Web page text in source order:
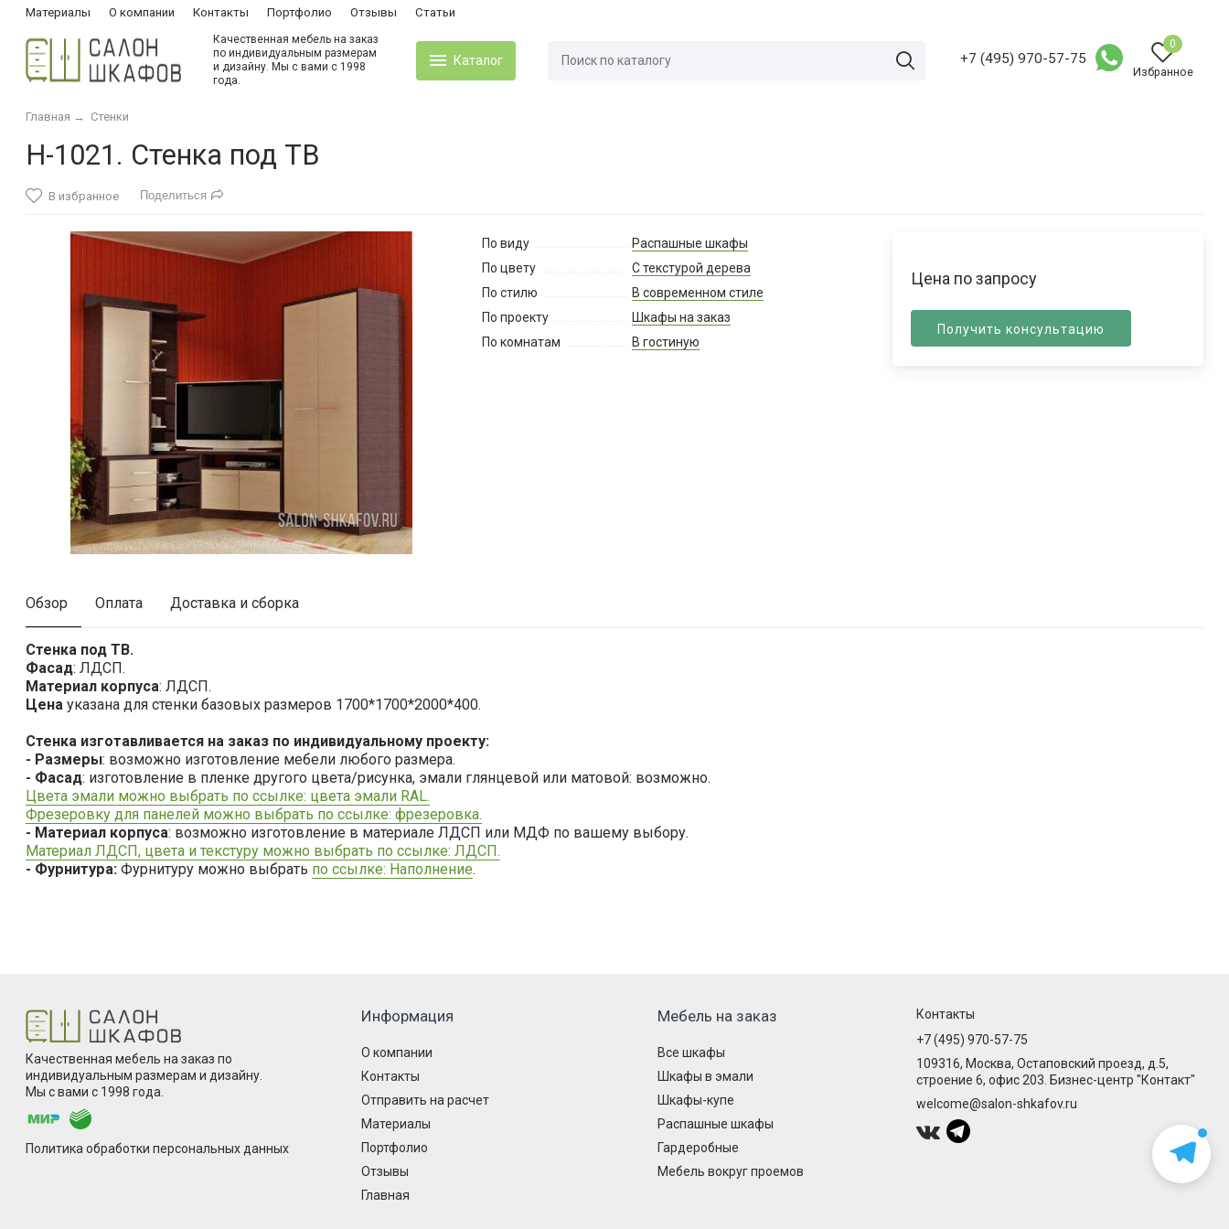
Материалы О компании Контакты Портфолио Отзывы Статьи
Качественная мебель на заказ
по индивидуальным размерам
и дизайну. Мы с вами с 1998
года.
Каталог +7 (495) 970-57-75
0
Избранное
Главная → Стенки
Н-1021. Стенка под ТВ
В избранное Поделиться
По виду
Распашные шкафы
По цвету
С текстурой дерева
По стилю
В современном стиле
По проекту
Шкафы на заказ
По комнатам
В гостиную
Цена по запросу
Получить консультацию
Обзор Оплата Доставка и сборка
Стенка под ТВ.
Фасад: ЛДСП.
Материал корпуса: ЛДСП.
Цена указана для стенки базовых размеров 1700*1700*2000*400.
Стенка изготавливается на заказ по индивидуальному проекту:
- Размеры: возможно изготовление мебели любого размера.
- Фасад: изготовление в пленке другого цвета/рисунка, эмали глянцевой или матовой: возможно.
Цвета эмали можно выбрать по ссылке: цвета эмали RAL.
Фрезеровку для панелей можно выбрать по ссылке: фрезеровка.
- Материал корпуса: возможно изготовление в материале ЛДСП или МДФ по вашему выбору.
Материал ЛДСП, цвета и текстуру можно выбрать по ссылке: ЛДСП.
- Фурнитура: Фурнитуру можно выбрать по ссылке: Наполнение.
Качественная мебель на заказ по
индивидуальным размерам и дизайну.
Мы с вами с 1998 года.
Политика обработки персональных данных
Информация
О компании
Контакты
Отправить на расчет
Материалы
Портфолио
Отзывы
Главная
Мебель на заказ
Все шкафы
Шкафы в эмали
Шкафы-купе
Распашные шкафы
Гардеробные
Мебель вокруг проемов
Контакты
+7 (495) 970-57-75
109316, Москва, Остаповский проезд, д.5,
строение 6, офис 203. Бизнес-центр "Контакт"
welcome@salon-shkafov.ru